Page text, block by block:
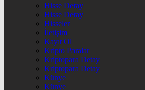
Hisse Detay
Hisse Detay
Hisseler
İletişim
Kayıt Ol
Kripto Paralar
Kriptopara Detay
Kriptopara Detay
Künye
Künye